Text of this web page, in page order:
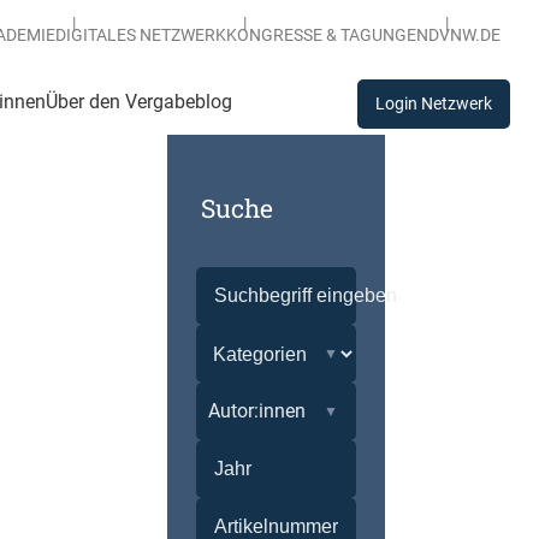
DIGITALES NETZWERKKONGRESSE & TAGUNGENDVNW.DE
Über den Vergabeblog Login Netzwerk
Suche
Autor:innen